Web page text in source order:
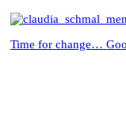
Time for change…